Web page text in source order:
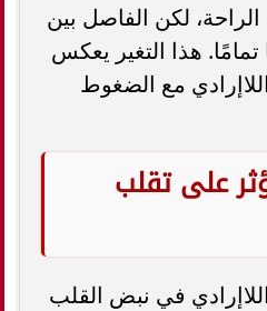
لكن الفاصل بين
هذا التغير يعكس
مع الضغوط
على تقلب
في نبض القلب